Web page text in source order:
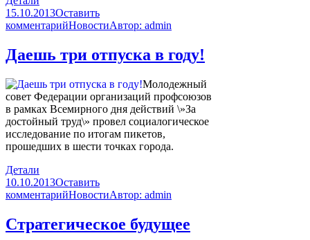
15.10.2013Оставить
комментарийНовостиАвтор: admin
Даешь три отпуска в году!
Молодежный
совет Федерации организаций профсоюзов
в рамках Всемирного дня действий \»За
достойный труд\» провел социалогическое
исследование по итогам пикетов,
прошедших в шести точках города.
Детали
10.10.2013Оставить
комментарийНовостиАвтор: admin
Стратегическое будущее